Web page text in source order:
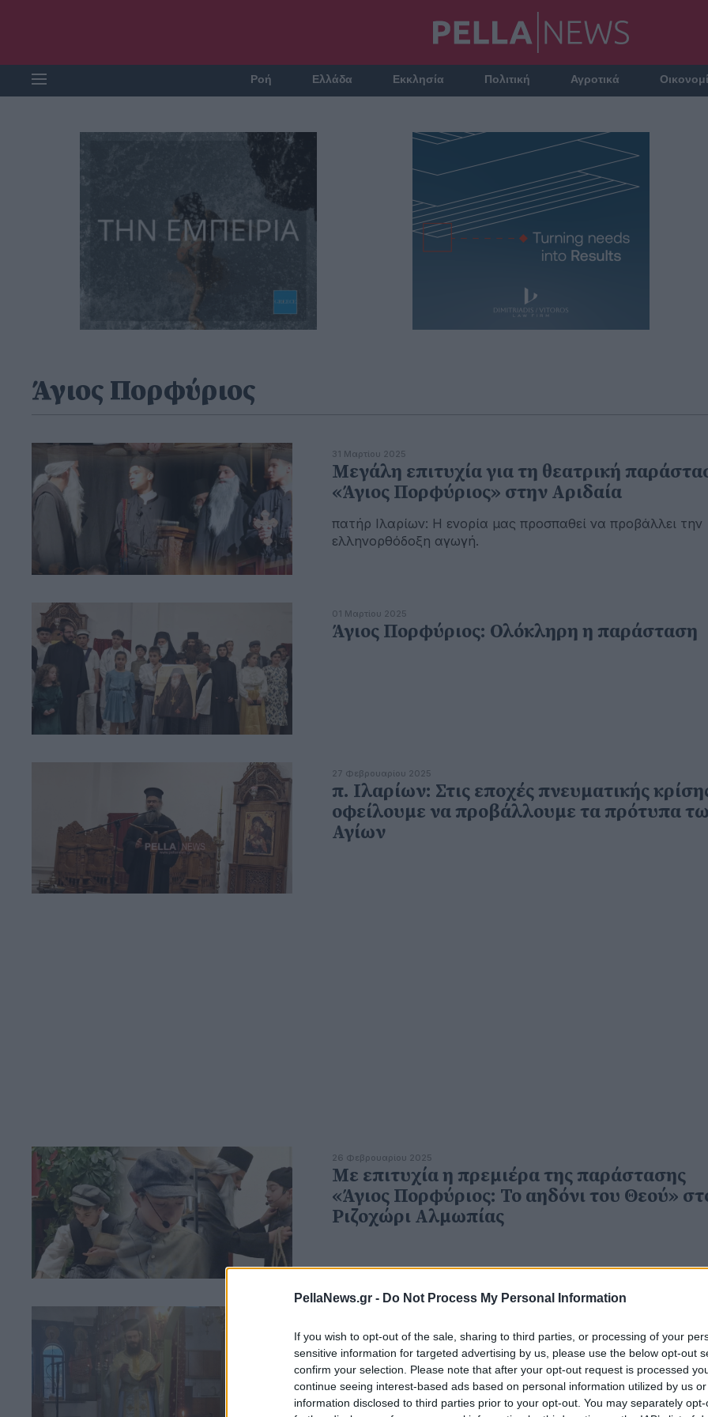
PellaNews.gr - Do Not Process My Personal Information
If you wish to opt-out of the sale, sharing to third parties, or processing of your
sensitive information for targeted advertising by us, please use the below opt-out
confirm your selection. Please note that after your opt-out request is processed
continue seeing interest-based ads based on personal information utilized by us
information disclosed to third parties prior to your opt-out. You may separately
Ροή Ελλάδα Εκκλησία Πολιτική Αγροτικά
Άγιος Πορφύριος
31 Μαρτίου 2025
Μεγάλη επιτυχία για τη θεατρική
«Άγιος Πορφύριος» στην Αριδαία
πατήρ Ιλαρίων: Η ενορία μας προσπαθεί να προβάλλει την
ελληνορθόδοξη αγωγή.
01 Μαρτίου 2025
Άγιος Πορφύριος: Ολόκληρη η παράσταση
27 Φεβρουαρίου 2025
π. Ιλαρίων: Στις εποχές πνευματικής
οφείλουμε να προβάλλουμε τα πρότυπα
Αγίων
26 Φεβρουαρίου 2025
Με επιτυχία η πρεμιέρα της παράστασης
«Άγιος Πορφύριος: Το αηδόνι του Θεού»
Ριζοχώρι Αλμωπίας
Τιμήθηκε ο Άγιος Πορφύριος στην Αριδαία